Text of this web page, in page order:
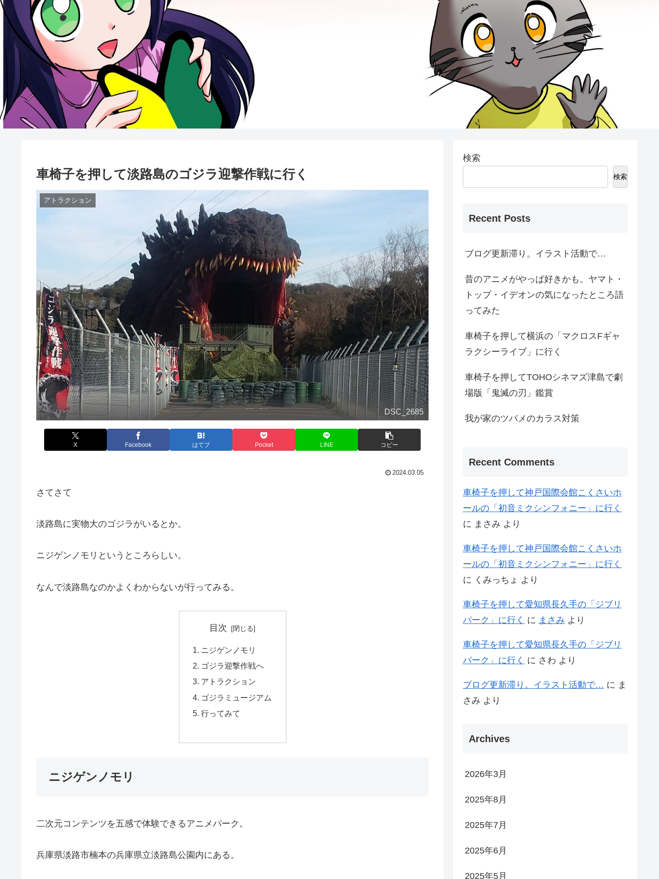
車椅子を押して淡路島のゴジラ迎撃作戦に行く
アトラクション
DSC_2685
X Facebook はてブ Pocket LINE コピー
2024.03.05
さてさて
淡路島に実物大のゴジラがいるとか。
ニジゲンノモリというところらしい。
なんで淡路島なのかよくわからないが行ってみる。
目次
ニジゲンノモリ
ゴジラ迎撃作戦へ
アトラクション
ゴジラミュージアム
行ってみて
ニジゲンノモリ
二次元コンテンツを五感で体験できるアニメパーク。
兵庫県淡路市楠本の兵庫県立淡路島公園内にある。
検索
検索
Recent Posts
ブログ更新滞り。イラスト活動で…
昔のアニメがやっぱ好きかも。ヤマト・
トップ・イデオンの気になったところ語
ってみた
車椅子を押して横浜の「マクロスFギャ
ラクシーライブ」に行く
車椅子を押してTOHOシネマズ津島で劇
場版「鬼滅の刃」鑑賞
我が家のツバメのカラス対策
Recent Comments
車椅子を押して神戸国際会館こくさいホ
ールの「初音ミクシンフォニー」に行く
に まさみ より
車椅子を押して神戸国際会館こくさいホ
ールの「初音ミクシンフォニー」に行く
に くみっちょ より
車椅子を押して愛知県長久手の「ジブリ
パーク」に行く に まさみ より
車椅子を押して愛知県長久手の「ジブリ
パーク」に行く に さわ より
ブログ更新滞り。イラスト活動で… に ま
さみ より
Archives
2026年3月
2025年8月
2025年7月
2025年6月
2025年5月